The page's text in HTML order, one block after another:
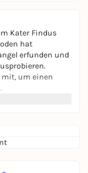
Kater Findus
hat
erfunden und
mit, um einen
Und das nur
einem Zelt zu